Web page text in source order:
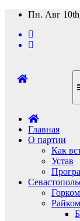
Перейти
содержимому
Пн. Авг
Главная
О партии
Как
Устав
Горком